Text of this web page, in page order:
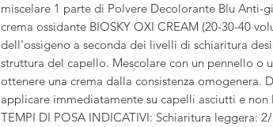
miscelare 1 parte di Polvere Decolorante Blu Anti-
crema ossidante BIOSKY OXI CREAM (20-30-40
dell'ossigeno a seconda dei livelli di schiaritura
struttura del capello. Mescolare con un pennello o
ottenere una crema dalla consistenza omogenera.
applicare immediatamente su capelli asciutti e non
TEMPI DI POSA INDICATIVI: Schiaritura leggera: